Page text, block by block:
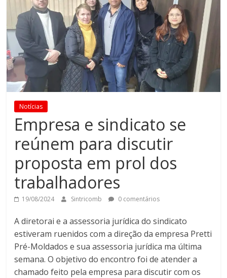
Notícias
Empresa e sindicato se
reúnem para discutir
proposta em prol dos
trabalhadores
19/08/2024 Sintricomb 0 comentários
A diretorai e a assessoria jurídica do sindicato
estiveram ruenidos com a direção da empresa Pretti
Pré-Moldados e sua assessoria jurídica ma última
semana. O objetivo do encontro foi de atender a
chamado feito pela empresa para discutir com os